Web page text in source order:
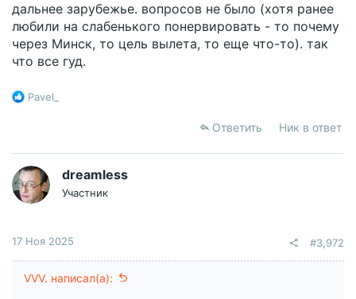
дальнее зарубежье. вопросов не было (хотя ранее
любили на слабенького понервировать - то почему
через Минск, то цель вылета, то еще что-то). так
что все гуд.
Р
ц
и
и
:
Pavel_
Ответить Ник в ответ
dreamless
Участник
17 Ноя 2025 #3,972
VVV. написал(а):